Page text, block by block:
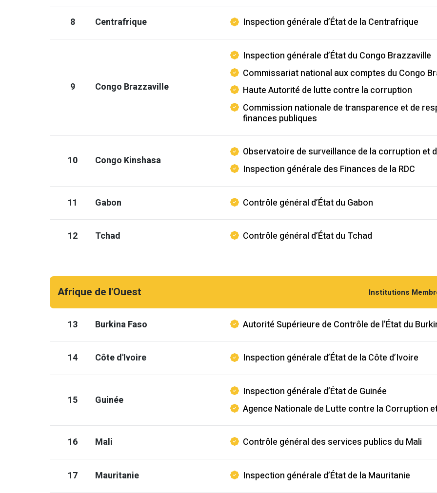
8 Centrafrique Inspection générale d’État de la Centrafrique
9 Congo Brazzaville
Inspection générale d’État du Congo Brazzaville
Commissariat national aux comptes du Congo
Haute Autorité de lutte contre la corruption
Commission nationale de transparence et de
finances publiques
10 Congo Kinshasa
Observatoire de surveillance de la corruption et
Inspection générale des Finances de la RDC
11 Gabon Contrôle général d’État du Gabon
12 Tchad Contrôle général d’État du Tchad
Afrique de l'Ouest Institutions
13 Burkina Faso Autorité Supérieure de Contrôle de l’État du
14 Côte d'Ivoire Inspection générale d’État de la Côte d’Ivoire
15 Guinée
Inspection générale d’État de Guinée
Agence Nationale de Lutte contre la Corruption
16 Mali Contrôle général des services publics du Mali
17 Mauritanie Inspection générale d’État de la Mauritanie